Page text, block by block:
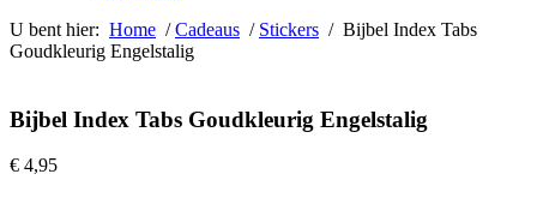
U bent hier: Home /Cadeaus / Stickers / Bijbel Index Tabs
Goudkleurig Engelstalig
Bijbel Index Tabs Goudkleurig Engelstalig
€ 4,95